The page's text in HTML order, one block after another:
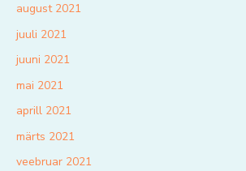
august 2021
juuli 2021
juuni 2021
mai 2021
aprill 2021
märts 2021
veebruar 2021